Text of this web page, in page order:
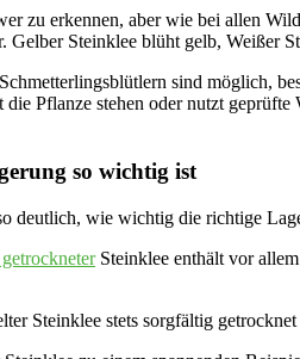
zu erkennen, aber wie bei allen
Gelber Steinklee blüht gelb, Weißer
sind möglich,
die Pflanze stehen oder nutzt
so wichtig ist
deutlich, wie wichtig die richtige
Steinklee enthält vor
Steinklee stets sorgfältig